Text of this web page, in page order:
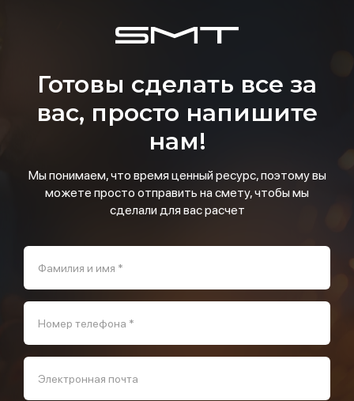
Готовы сделать все за
вас, просто напишите
нам!
Мы понимаем, что время ценный ресурс, поэтому вы
можете просто отправить на смету, чтобы мы
сделали для вас расчет
Фамилия и имя *
Номер телефона *
Электронная почта